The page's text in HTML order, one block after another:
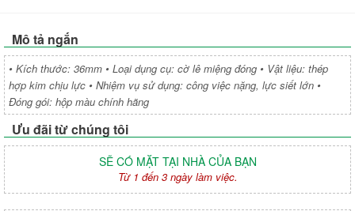
Mô tả ngắn
• Kích thước: 36mm • Loại dụng cụ: cờ lê miệng đóng • Vật liệu: thép
hợp kim chịu lực • Nhiệm vụ sử dụng: công việc nặng, lực siết lớn •
Đóng gói: hộp màu chính hãng
Ưu đãi từ chúng tôi
SẼ CÓ MẶT TẠI NHÀ CỦA BẠN
Từ 1 đến 3 ngày làm việc.